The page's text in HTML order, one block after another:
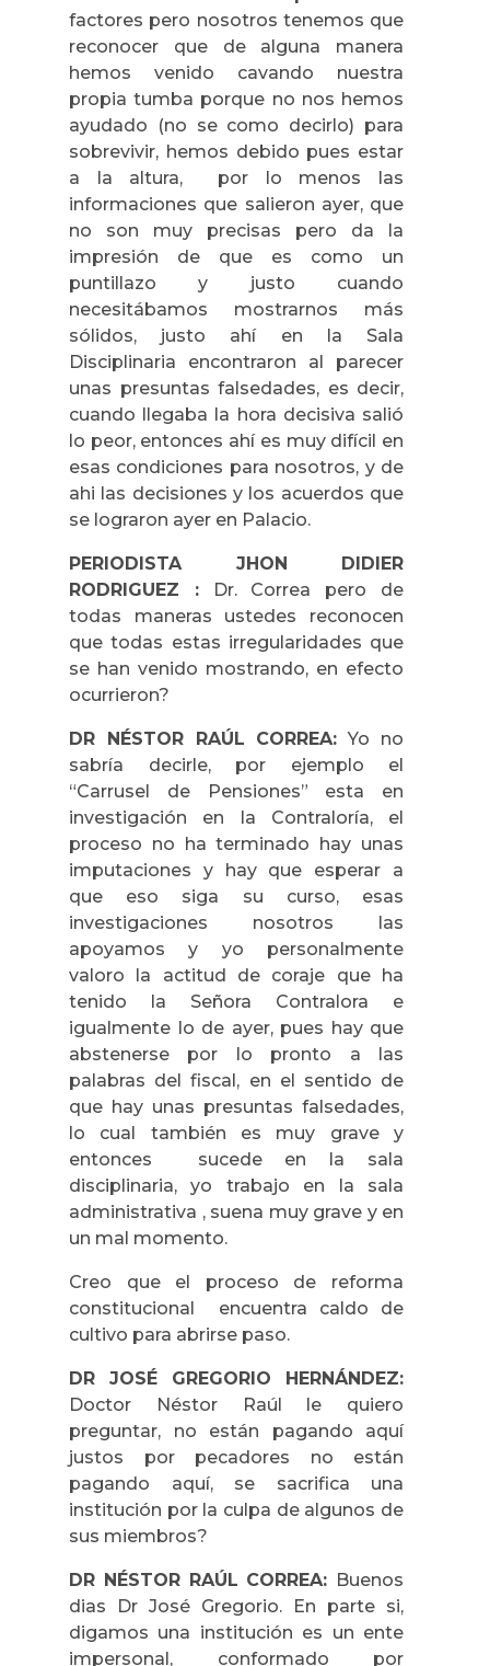
factores pero nosotros tenemos que
reconocer que de alguna manera
hemos venido cavando nuestra
propia tumba porque no nos hemos
ayudado (no se como decirlo) para
sobrevivir, hemos debido pues estar
a la altura, por lo menos las
informaciones que salieron ayer, que
no son muy precisas pero da la
impresión de que es como un
puntillazo y justo cuando
necesitábamos mostrarnos más
sólidos, justo ahí en la Sala
Disciplinaria encontraron al parecer
unas presuntas falsedades, es decir,
cuando llegaba la hora decisiva salió
lo peor, entonces ahí es muy difícil en
esas condiciones para nosotros, y de
ahi las decisiones y los acuerdos que
se lograron ayer en Palacio.
PERIODISTA JHON DIDIER
RODRIGUEZ :Dr. Correa pero de
todas maneras ustedes reconocen
que todas estas irregularidades que
se han venido mostrando, en efecto
ocurrieron?
DR NÉSTOR RAÚL CORREA: Yo no
sabría decirle, por ejemplo el
“Carrusel de Pensiones” esta en
investigación en la Contraloría, el
proceso no ha terminado hay unas
imputaciones y hay que esperar a
que eso siga su curso, esas
investigaciones nosotros las
apoyamos y yo personalmente
valoro la actitud de coraje que ha
tenido la Señora Contralora e
igualmente lo de ayer, pues hay que
abstenerse por lo pronto a las
palabras del fiscal, en el sentido de
que hay unas presuntas falsedades,
lo cual también es muy grave y
entonces sucede en la sala
disciplinaria, yo trabajo en la sala
administrativa , suena muy grave y en
un mal momento.
Creo que el proceso de reforma
constitucional encuentra caldo de
cultivo para abrirse paso.
DR JOSÉ GREGORIO HERNÁNDEZ:
Doctor Néstor Raúl le quiero
preguntar, no están pagando aquí
justos por pecadores no están
pagando aquí, se sacrifica una
institución por la culpa de algunos de
sus miembros?
DR NÉSTOR RAÚL CORREA: Buenos
dias Dr José Gregorio. En parte si,
digamos una institución es un ente
impersonal, conformado por